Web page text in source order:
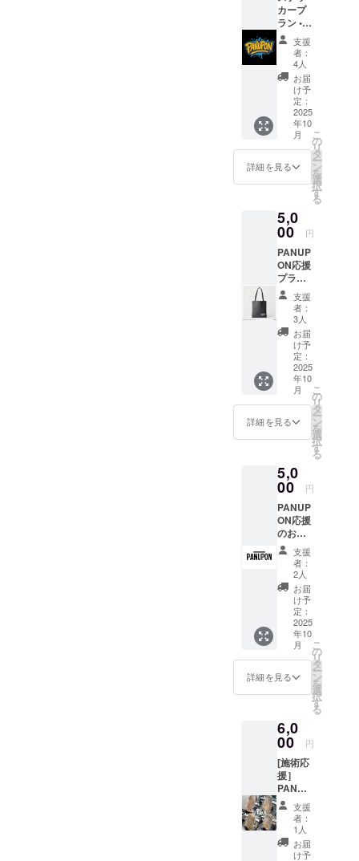
PANUPONを
オープン
し、「誰も
が通いやす
い、居心地
のいい美容
室」を目指
して日々お
客様と向き
合ってい
こだわり
は、価格や
立地にとら
われず、幅
広い層の人
が通いやす
いお店であ
学生から社
会人まで、
年齢や性別
に関係な
く、誰もが
を叶えるサ
ロンをつく
りたい。
現在は2人体
中。予約が
取りづらい
状況を解消
し、もっと
多くのお客
様を迎える
ため、新し
えるべくク
ラウドファ
ンディング
に挑戦中。
のお気
持ちリ
ターン
内容は
一緒に
なりま
す。)
カープ
ラン •
オリジ
ナルス
テッ
カー
（PAN
UPON
限定デ
ザイン
10.16c
m x
10.16c
m シー
ト）1枚
メッ
セージ
(メール)
支援
者：
4人
お届
け予
定：
2025
年10
月
詳細を見る
こ
の
リ
タ
ー
ン
を
選
択
す
る
5,0
00 円
PANUP
ON応援
プラン
・オリ
ジナル
デザイ
ントー
トバッ
グ サ
イズ:
40.64c
m x
40.64c
m、ス
トラッ
プ
m ・オ
リジナ
ルデザ
インス
テッ
カー
10.16c
m x
10.16c
m シー
ト ・お
礼の
メッ
セージ
(メール)
支援
者：
3人
お届
け予
定：
2025
年10
月
詳細を見る
こ
の
リ
タ
ー
ン
を
選
択
す
る
5,0
00 円
PANUP
ON応援
のお気
持ち
¥5,000
・お礼
のメッ
セージ
(2,000
円、
8,000
円、
10,000
円、
30,000
円、
円の
PANUP
ON応援
のお気
持ちリ
ターン
内容は
一緒に
なりま
す。)
支援
者：
2人
お届
け予
定：
2025
年10
月
詳細を見る
こ
の
リ
タ
ー
ン
を
選
択
す
る
6,0
00 円
[施術応
援］
PANUP
ONサ
ポート
・カッ
ト+カ
ラーの
支援
者：
1人
お届
け予